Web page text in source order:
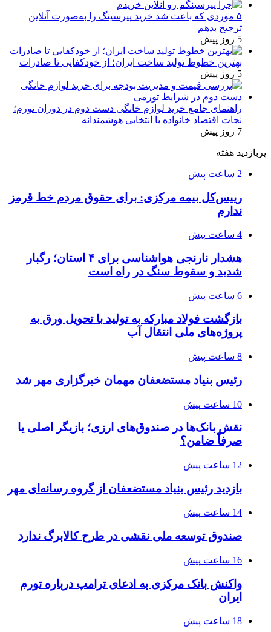
۵ موردی که باعث شد خرید پیرسینگ را به‌صورت آنلاین
ترجیح بدهم
5 روز پیش
بهترین خطوط تولید ساخت ایران؛ از خودکفایی تا صادرات
5 روز پیش
راهنمای جامع خرید لوازم خانگی دست دوم در دوران تورم؛
نجات اقتصاد خانواده با انتخابی هوشمندانه
7 روز پیش
پربازدید هفته
2 ساعت پیش
رییس‌کل بیمه مرکزی: برای حقوق مردم خط قرمز
ندارم
4 ساعت پیش
هشدار نارنجی هواشناسی برای ۴ استان؛ رگبار
شدید و سقوط سنگ در راه است
6 ساعت پیش
بازگشت فولاد مبارکه به تولید با تحویل ورق به
پروژه‌های ملی انتقال آب
8 ساعت پیش
رئیس بنیاد مستضعفان مهمان خبرگزاری مهر شد
10 ساعت پیش
نقش بانک‌ها در صندوق‌های ارزی؛ بازیگر اصلی یا
صرفاً ضامن؟
12 ساعت پیش
بازدید رئیس بنیاد مستضعفان از گروه رسانه‌ای مهر
14 ساعت پیش
صندوق توسعه ملی نقشی در طرح کالابرگ ندارد
16 ساعت پیش
واکنش بانک مرکزی به ادعای ترامپ درباره تورم
ایران
18 ساعت پیش